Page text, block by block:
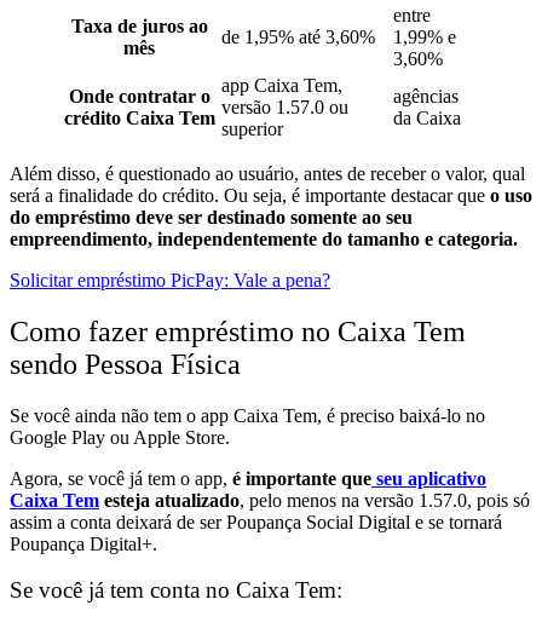
Taxa de juros ao
mês
de 1,95% até 3,60%
entre
1,99% e
3,60%
Onde contratar o
crédito Caixa Tem
app Caixa Tem,
versão 1.57.0 ou
superior
agências
da Caixa
Além disso, é questionado ao usuário, antes de receber o valor, qual
será a finalidade do crédito. Ou seja, é importante destacar que o uso
do empréstimo deve ser destinado somente ao seu
empreendimento, independentemente do tamanho e categoria.
Solicitar empréstimo PicPay: Vale a pena?
Como fazer empréstimo no Caixa Tem
sendo Pessoa Física
Se você ainda não tem o app Caixa Tem, é preciso baixá-lo no
Google Play ou Apple Store.
Agora, se você já tem o app, é importante que seu aplicativo
Caixa Tem esteja atualizado, pelo menos na versão 1.57.0, pois só
assim a conta deixará de ser Poupança Social Digital e se tornará
Poupança Digital+.
Se você já tem conta no Caixa Tem: